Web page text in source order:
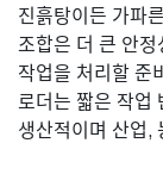
진흙탕이든 가파
조합은 더 큰 안정
작업을 처리할 준
로더는 짧은 작업
생산적이며 산업,